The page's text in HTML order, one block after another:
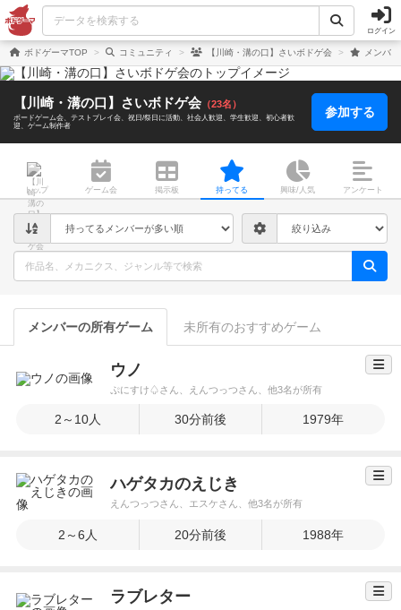
ログイン
ボドゲーマTOP コミュニティ 【川崎・溝の口】さいボドゲ会 メンバ
【川崎・溝の口】さいボドゲ会 （23名）
ボードゲーム会 テストプレイ会 祝日/祭日に活動 社会人歓迎 学生歓迎
初心者歓
迎
ゲーム制作者
参加する
トップ ゲーム会 掲示板 持ってる 興味/人気 アンケート
メンバーの所有ゲーム 未所有のおすすめゲーム
ウノ
ぷにすけ♤さん、えんつっつさん、他3名が所有
2～10人 30分前後 1979年
ハゲタカのえじき
えんつっつさん、エスケさん、他3名が所有
2～6人 20分前後 1988年
ラブレター